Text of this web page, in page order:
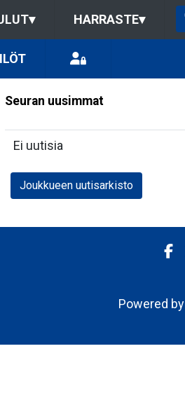
▾ HARRASTE▾
Seuran uusimmat
Ei uutisia
Joukkueen uutisarkisto
Powered by